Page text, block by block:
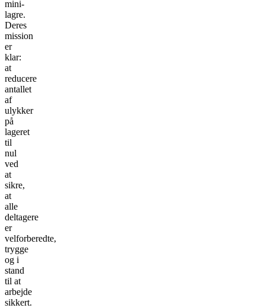
mini-
lagre.
Deres
mission
er
klar:
at
reducere
antallet
af
ulykker
på
lageret
til
nul
ved
at
sikre,
at
alle
deltagere
er
velforberedte,
trygge
og i
stand
til at
arbejde
sikkert.